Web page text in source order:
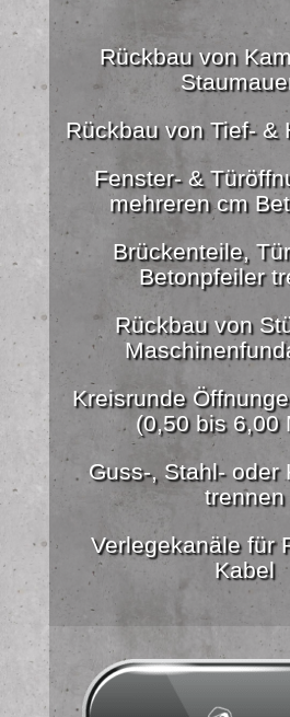
Rückbau von
Rückbau von Tief- &
Fenster- &
mehreren cm
Brückenteile,
Betonpfeiler
Rückbau von
Kreisrunde
(0,50 bis 6,00
Guss-, Stahl- oder
trennen
Verlegekanäle für
Kabel